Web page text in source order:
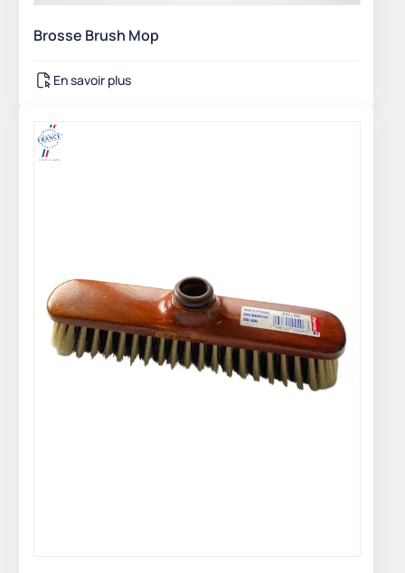
Brosse Brush Mop
En savoir plus